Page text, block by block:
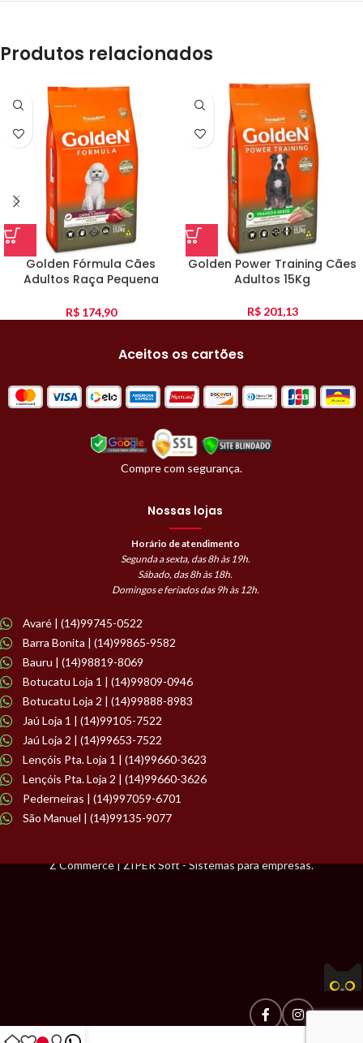
Produtos relacionados
Golden Fórmula Cães
Adultos Raça Pequena
R$174,90
Golden Power Training Cães
Adultos 15Kg
R$201,13
Aceitos os cartões
Compre com segurança.
Nossas lojas
Horário de atendimento
Segunda a sexta, das 8h às 19h.
Sábado, das 8h às 18h.
Domingos e feriados das 9h às 12h.
Avaré | (14)99745-0522
Barra Bonita | (14)99865-9582
Bauru | (14)98819-8069
Botucatu Loja 1 | (14)99809-0946
Botucatu Loja 2 | (14)99888-8983
Jaú Loja 1 | (14)99105-7522
Jaú Loja 2 | (14)99653-7522
Lençóis Pta. Loja 1 | (14)99660-3623
Lençóis Pta. Loja 2 | (14)99660-3626
Pederneiras | (14)997059-6701
São Manuel | (14)99135-9077
Z Commerce | ZIPER Soft - Sistemas para empresas.